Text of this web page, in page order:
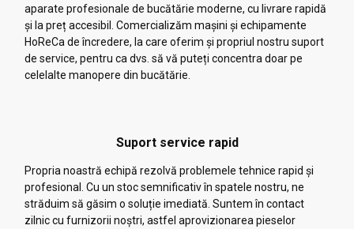
aparate profesionale de bucătărie moderne, cu livrare rapidă
și la preț accesibil. Comercializăm mașini și echipamente
HoReCa de încredere, la care oferim și propriul nostru suport
de service, pentru ca dvs. să vă puteți concentra doar pe
celelalte manopere din bucătărie.
Suport service rapid
Propria noastră echipă rezolvă problemele tehnice rapid și
profesional. Cu un stoc semnificativ în spatele nostru, ne
străduim să găsim o soluție imediată. Suntem în contact
zilnic cu furnizorii noștri, astfel aprovizionarea pieselor